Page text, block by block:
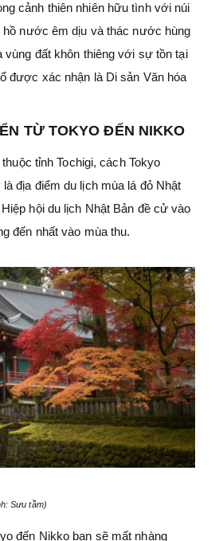
cảnh thiên nhiên hữu tình với núi
nước êm dịu và thác nước hùng
vùng đất khôn thiêng với sự tồn tại
được xác nhận là Di sản Văn hóa
TỪ TOKYO ĐẾN NIKKO
tỉnh Tochigi, cách Tokyo
địa điểm du lịch mùa lá đỏ Nhật
hội du lịch Nhật Bản đề cử vào
đến nhất vào mùa thu.
Sưu tầm)
đến Nikko bạn sẽ mất nhàng